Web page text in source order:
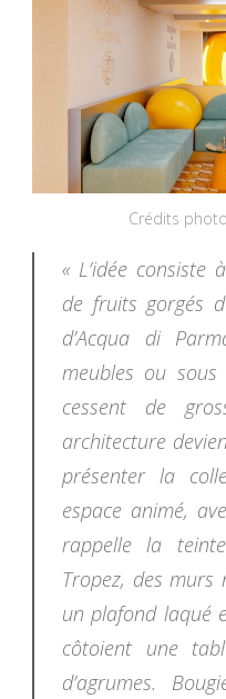
Crédits
« L’idée consiste
de fruits gorgés
d’Acqua di
meubles ou
cessent de
architecture
présenter la
espace animé,
rappelle la
Tropez, des murs
un plafond laqué
côtoient une
d’agrumes.